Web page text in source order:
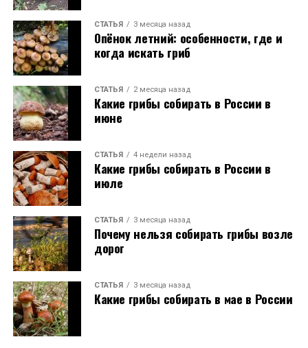
СТАТЬЯ 3 месяца назад
Опёнок летний: особенности, где и
когда искать гриб
СТАТЬЯ 2 месяца назад
Какие грибы собирать в России в
июне
СТАТЬЯ 4 недели назад
Какие грибы собирать в России в
июле
СТАТЬЯ 3 месяца назад
Почему нельзя собирать грибы возле
дорог
СТАТЬЯ 3 месяца назад
Какие грибы собирать в мае в России